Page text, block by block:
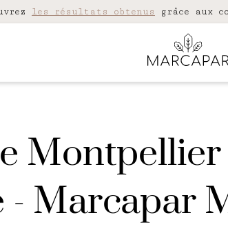
les résultats obtenus grâce aux
- Marcapar